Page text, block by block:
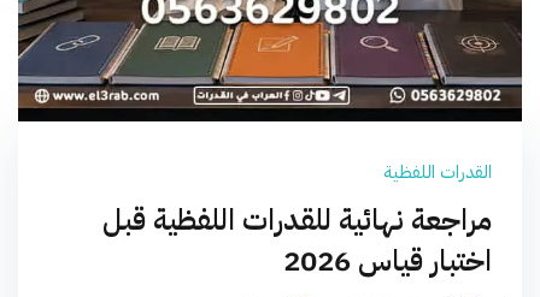
القدرات اللفظية
مراجعة نهائية للقدرات اللفظية قبل
اختبار قياس 2026